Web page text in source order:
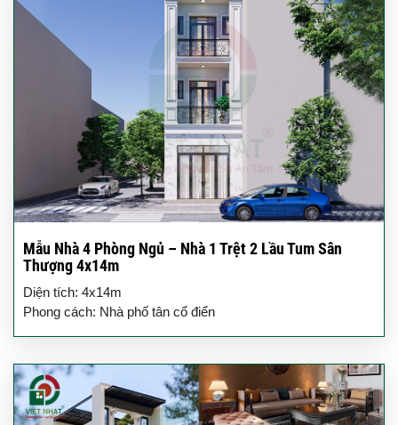
Mẫu Nhà 4 Phòng Ngủ – Nhà 1 Trệt 2 Lầu Tum Sân
Thượng 4x14m
Diện tích: 4x14m
Phong cách: Nhà phố tân cổ điển